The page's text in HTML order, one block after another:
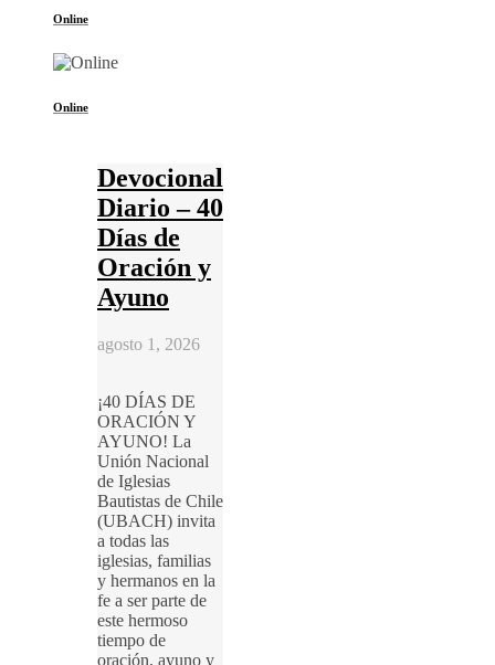
Online
Online
Devocional
Diario – 40
Días de
Oración y
Ayuno
agosto 1, 2026
¡40 DÍAS DE
ORACIÓN Y
AYUNO! La
Unión Nacional
de Iglesias
Bautistas de Chile
(UBACH) invita
a todas las
iglesias, familias
y hermanos en la
fe a ser parte de
este hermoso
tiempo de
oración, ayuno y